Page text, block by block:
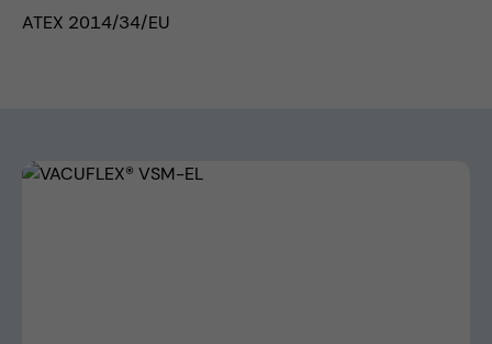
ATEX 2014/34/EU
Skip image gallery